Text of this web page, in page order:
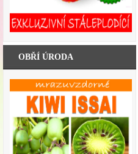
OBŘÍ ÚRODA